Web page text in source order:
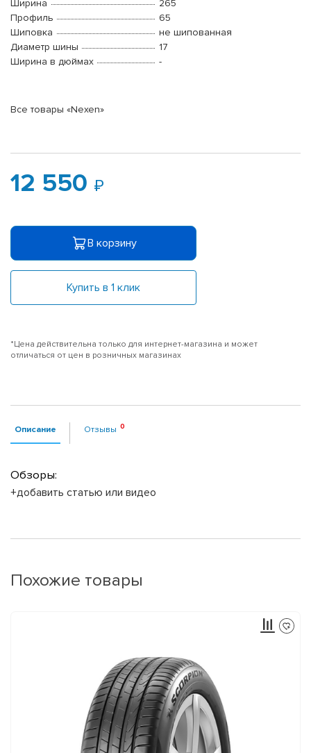
Ширина
265
Профиль
65
Шиповка
не шипованная
Диаметр шины
17
Ширина в дюймах
-
Все товары «Nexen»
12 550
В корзину
Купить в 1 клик
*Цена действительна только для интернет-магазина и может
отличаться от цен в розничных магазинах
Описание Отзывы
Обзоры:
+добавить статью или видео
Похожие товары